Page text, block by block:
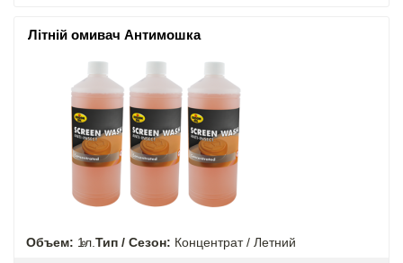
Літній омивач Антимошка
Объем: 1л. Тип / Сезон: Концентрат / Летний